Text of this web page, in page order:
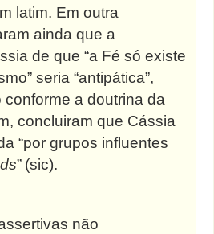
latim. Em outra
ainda que a
de que “a Fé só existe
seria “antipática”,
conforme a doutrina da
concluiram que Cássia
“por grupos influentes
” (sic).
não